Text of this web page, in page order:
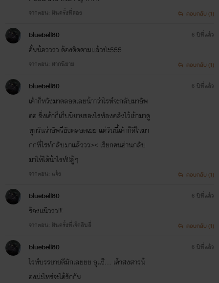
จากตอน: ฝันครั้งที่สอง ตอบกลับ (1)
bluebell80
อั้นน้อวววว ต้องติดตามแล้วป่ะ555
จากตอน: ฝากนิยาย
6 ปีที่แล้ว
ตอบกลับ (1)
bluebell80
เค้าก็หวังมาตลอดเลยน้าาว่าไรท์จะกลับมาอัพ
ต่อ ซึ่งเค้าก็เก็บนิยายของไรท์ลงคลังไว้เข้ามาดู
ทุกวันว่าอัพรึยังตลอดเยย แต่วันนี้เค้าก็ดีใจมา
กกที่ไรท์กลับมาแล้ววว>< เรียกคนอ่านกลับ
มาให้ได้น้าไรท์!!สู้ๆ
จากตอน: แจ้ง
6 ปีที่แล้ว
ตอบกลับ (1)
bluebell80
ร้องแน๊ววว!!!
จากตอน: ฝันครั้งที่เจ็ดสิบสี่
6 ปีที่แล้ว
ตอบกลับ (1)
bluebell80
ไรท์บรรยายดีมักเลยยย อุแง๊... เค้าสงสารน้
องม่ะไหร่จะได้รักกัน
6 ปีที่แล้ว